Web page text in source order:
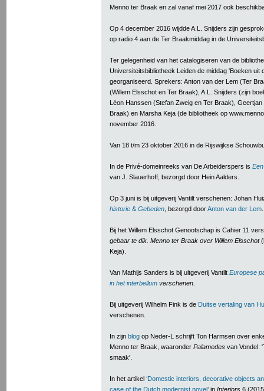
Menno ter Braak en zal vanaf mei 2017 ook
Op 4 december 2016 wijdde A.L. Snijders zijn
op radio 4 aan de Ter Braakmiddag in de
Ter gelegenheid van het catalogiseren van de
Universiteitsbibliotheek Leiden de middag 'Boeken uit
georganiseerd. Sprekers: Anton van der Lem (Ter
(Willem Elsschot en Ter Braak), A.L. Snijders (zijn
Léon Hanssen (Stefan Zweig en Ter Braak),
Braak) en Marsha Keja (de bibliotheek op
november 2016.
Van 18 t/m 23 oktober 2016 in de Rijswijkse
In de Privé-domeinreeks van De Arbeiderspers is
van J. Slauerhoff, bezorgd door Hein Aalders.
Op 3 juni is bij uitgeverij Vantilt verschenen: Johan
historie & Gebeden , bezorgd doorAnton van der Lem
Bij het Willem Elsschot Genootschap is Cahier 11
gebaar te dik. Menno ter Braak over Willem Elsschot
Keja).
Van Mathijs Sanders is bij uitgeverij Vantilt Europese
in het interbellum verschenen
Bij uitgeverij Wilhelm Fink is de Duitse vertaling van
verschenen.
In zijn blog op Neder-L schrijft Ton Harmsen over
Menno ter Braak, waaronder Palamedes van Vondel:
smaak'.
In het artikel ‘Domestic interiors, decorative objects
case of the Dutch modernist novel’ in Interiors 6